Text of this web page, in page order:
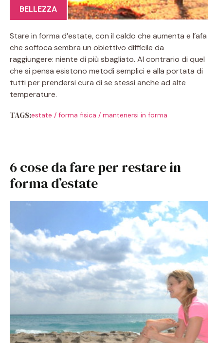
BELLEZZA
Stare in forma d’estate, con il caldo che aumenta e l’afa
che soffoca sembra un obiettivo difficile da
raggiungere: niente di più sbagliato. Al contrario di quel
che si pensa esistono metodi semplici e alla portata di
tutti per prendersi cura di se stessi anche ad alte
temperature.
TAGS:estate / forma fisica / mantenersi in forma
6 cose da fare per restare in
forma d’estate